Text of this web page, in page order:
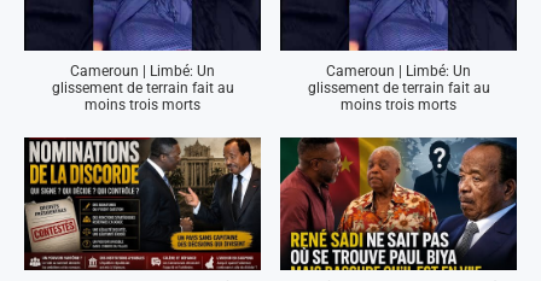
Cameroun | Limbé: Un
glissement de terrain fait au
moins trois morts
Cameroun | Limbé: Un
glissement de terrain fait au
moins trois morts